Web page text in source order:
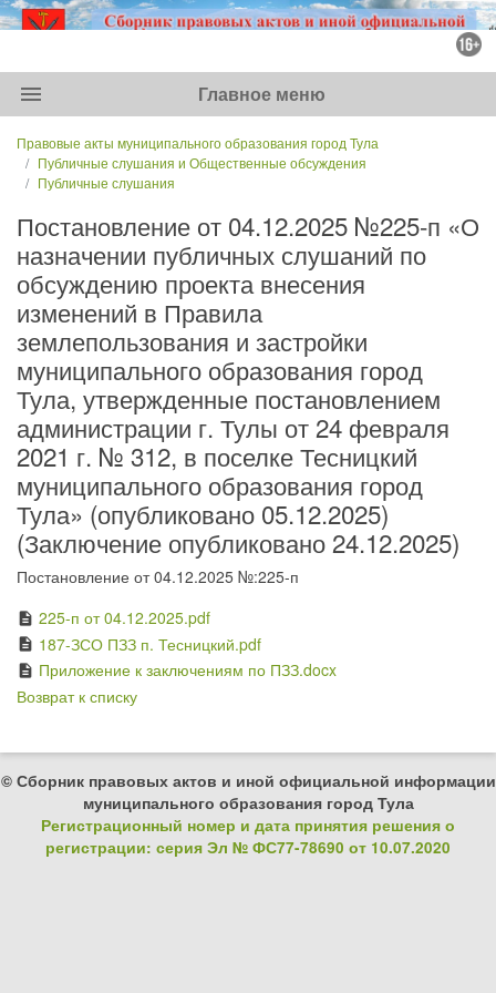
menu Главное меню
Правовые акты муниципального образования город Тула
Публичные слушания и Общественные обсуждения
Публичные слушания
Постановление от 04.12.2025 №225-п «О
назначении публичных слушаний по
обсуждению проекта внесения
изменений в Правила
землепользования и застройки
муниципального образования город
Тула, утвержденные постановлением
администрации г. Тулы от 24 февраля
2021 г. № 312, в поселке Тесницкий
муниципального образования город
Тула» (опубликовано 05.12.2025)
(Заключение опубликовано 24.12.2025)
Постановление от 04.12.2025 №:225-п
description 225-п от 04.12.2025.pdf
description 187-ЗСО ПЗЗ п. Тесницкий.pdf
description Приложение к заключениям по ПЗЗ.docx
Возврат к списку
© Сборник правовых актов и иной официальной информации
муниципального образования город Тула
Регистрационный номер и дата принятия решения о
регистрации: серия Эл № ФС77-78690 от 10.07.2020